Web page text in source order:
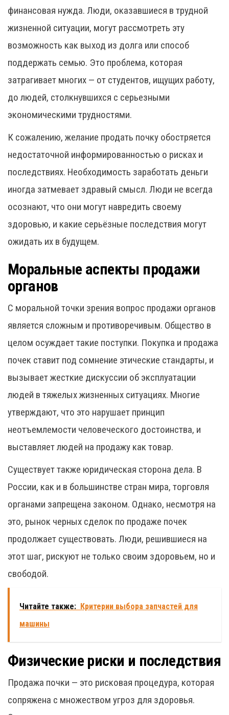
финансовая нужда. Люди, оказавшиеся в трудной
жизненной ситуации, могут рассмотреть эту
возможность как выход из долга или способ
поддержать семью. Это проблема, которая
затрагивает многих — от студентов, ищущих работу,
до людей, столкнувшихся с серьезными
экономическими трудностями.
К сожалению, желание продать почку обостряется
недостаточной информированностью о рисках и
последствиях. Необходимость заработать деньги
иногда затмевает здравый смысл. Люди не всегда
осознают, что они могут навредить своему
здоровью, и какие серьёзные последствия могут
ожидать их в будущем.
Моральные аспекты продажи
органов
С моральной точки зрения вопрос продажи органов
является сложным и противоречивым. Общество в
целом осуждает такие поступки. Покупка и продажа
почек ставит под сомнение этические стандарты, и
вызывает жесткие дискуссии об эксплуатации
людей в тяжелых жизненных ситуациях. Многие
утверждают, что это нарушает принцип
неотъемлемости человеческого достоинства, и
выставляет людей на продажу как товар.
Существует также юридическая сторона дела. В
России, как и в большинстве стран мира, торговля
органами запрещена законом. Однако, несмотря на
это, рынок черных сделок по продаже почек
продолжает существовать. Люди, решившиеся на
этот шаг, рискуют не только своим здоровьем, но и
свободой.
Читайте также: Критерии выбора запчастей для
машины
Физические риски и последствия
Продажа почки — это рисковая процедура, которая
сопряжена с множеством угроз для здоровья.